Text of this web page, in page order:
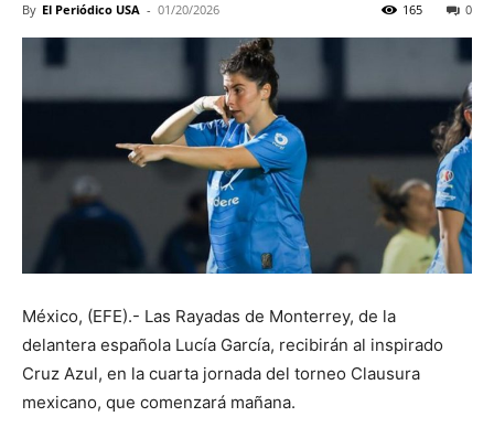
By El Periódico USA - 01/20/2026 0
165
México, (EFE).- Las Rayadas de Monterrey, de la
delantera española Lucía García, recibirán al inspirado
Cruz Azul, en la cuarta jornada del torneo Clausura
mexicano, que comenzará mañana.